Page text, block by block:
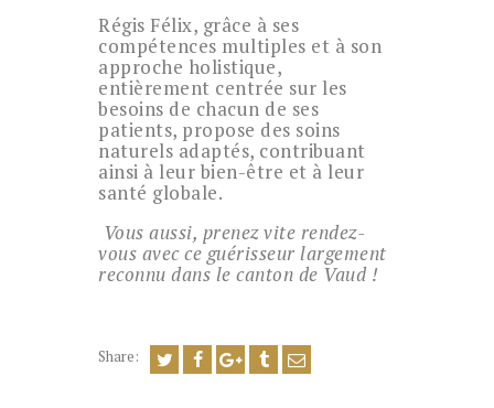
Régis Félix, grâce à ses
compétences multiples et à son
approche holistique,
entièrement centrée sur les
besoins de chacun de ses
patients, propose des soins
naturels adaptés, contribuant
ainsi à leur bien-être et à leur
santé globale.
Vous aussi, prenez vite rendez-
vous avec ce guérisseur largement
reconnu dans le canton de Vaud !
Share: